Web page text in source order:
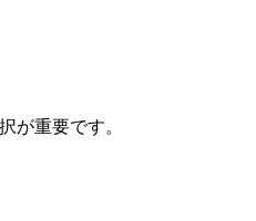
が重要です。